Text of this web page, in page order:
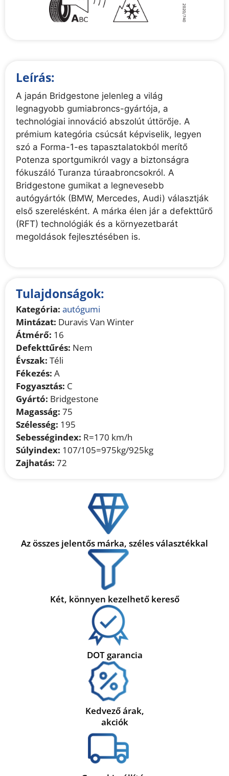
Leírás:
A japán Bridgestone jelenleg a világ
legnagyobb gumiabroncs-gyártója, a
technológiai innováció abszolút úttörője. A
prémium kategória csúcsát képviselik, legyen
szó a Forma-1-es tapasztalatokból merítő
Potenza sportgumikról vagy a biztonságra
fókuszáló Turanza túraabroncsokról. A
Bridgestone gumikat a legnevesebb
autógyártók (BMW, Mercedes, Audi) választják
első szerelésként. A márka élen jár a defekttűrő
(RFT) technológiák és a környezetbarát
megoldások fejlesztésében is.
Tulajdonságok:
Kategória: autógumi
Mintázat: Duravis Van Winter
Átmérő: 16
Defekttűrés: Nem
Évszak: Téli
Fékezés: A
Fogyasztás: C
Gyártó: Bridgestone
Magasság: 75
Szélesség: 195
Sebességindex: R=170 km/h
Súlyindex: 107/105=975kg/925kg
Zajhatás: 72
Az összes jelentős márka, széles választékkal
Két, könnyen kezelhető kereső
DOT garancia
Kedvező árak,
akciók